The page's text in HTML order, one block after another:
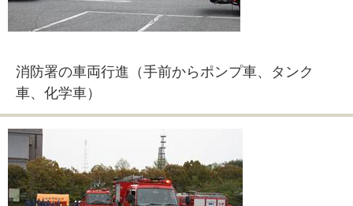
消防署の車両行進（手前からポンプ車、タンク
車、化学車）